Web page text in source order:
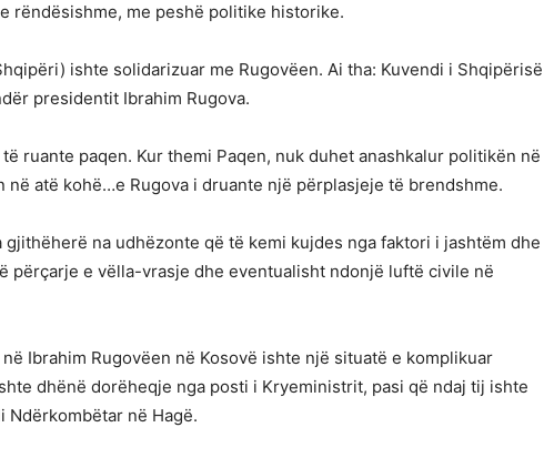
rëndësishme, me peshë politike historike.
ishte solidarizuar me Rugovëen. Ai tha: Kuvendi i Shqipërisë
presidentit Ibrahim Rugova.
ruante paqen. Kur themi Paqen, nuk duhet anashkalur politikën në
në atë kohë…e Rugova i druante një përplasjeje të brendshme.
gjithëherë na udhëzonte që të kemi kujdes nga faktori i jashtëm dhe
përçarje e vëlla-vrasje dhe eventualisht ndonjë luftë civile në
Ibrahim Rugovëen në Kosovë ishte një situatë e komplikuar
dhënë dorëheqje nga posti i Kryeministrit, pasi që ndaj tij ishte
Ndërkombëtar në Hagë.